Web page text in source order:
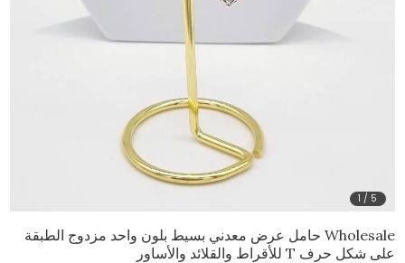
1 / 5
Wholesale حامل عرض معدني بسيط بلون واحد مزدوج الطبقة
على شكل حرف T للأقراط والقلائد والأساور